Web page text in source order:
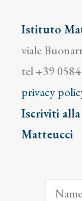
Istituto
viale
tel +39
privacy
Iscriviti
Matteucci